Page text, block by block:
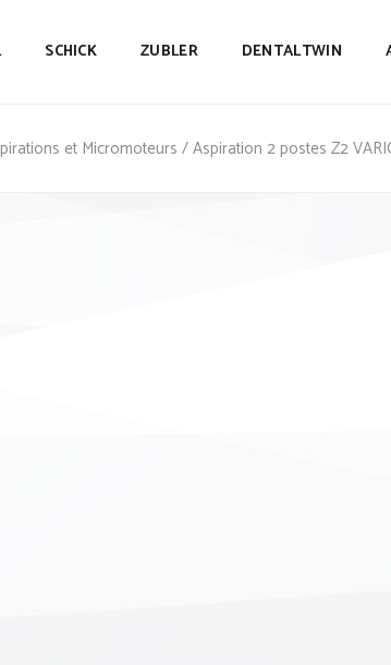
SCHICK ZUBLER DENTALTWIN
et Micromoteurs/Aspiration 2 postes Z2